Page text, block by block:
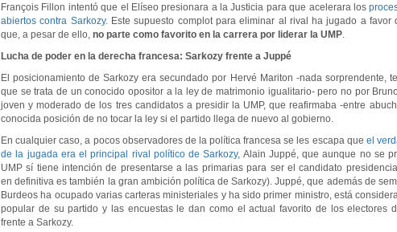
François Fillon intentó que el Elíseo presionara a la Justicia para que acelerara los
abiertos contra Sarkozy. Este supuesto complot para eliminar al rival ha jugado a favor
que, a pesar de ello, no parte como favorito en la carrera por liderar la UMP.
Lucha de poder en la derecha francesa: Sarkozy frente a Juppé
El posicionamiento de Sarkozy era secundado por Hervé Mariton -nada sorprendente,
que se trata de un conocido opositor a la ley de matrimonio igualitario- pero no por
joven y moderado de los tres candidatos a presidir la UMP, que reafirmaba -entre
conocida posición de no tocar la ley si el partido llega de nuevo al gobierno.
En cualquier caso, a pocos observadores de la política francesa se les escapa que el
de la jugada era el principal rival político de Sarkozy, Alain Juppé, que aunque no se
UMP sí tiene intención de presentarse a las primarias para ser el candidato
en definitiva es también la gran ambición política de Sarkozy). Juppé, que además de
Burdeos ha ocupado varias carteras ministeriales y ha sido primer ministro, está
popular de su partido y las encuestas le dan como el actual favorito de los electores
frente a Sarkozy.